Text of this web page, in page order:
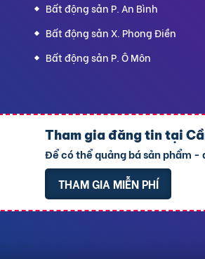
Tham gia đăng tin tại
Để có thể quảng bá sản phẩm -
THAM GIA MIỄN PHÍ
Bất động sản P. An Bình
Bất động sản X. Phong Điền
Bất động sản P. Ô Môn
-Địa
1801717351 – Ngày cấp: 24/01/2022 -
09190.09290-Điều khoản-Quy
Rao vặt Hà Nội